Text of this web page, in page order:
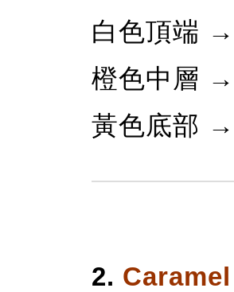
白色頂端
橙色中層
黃色底部
2. Caramel